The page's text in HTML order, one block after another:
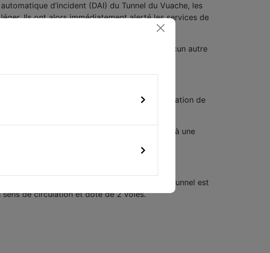
d’incident (DAI) du Tunnel du Vuache, les
Ils ont alors immédiatement alerté les services de
les deux sens de circulation.
pris en charge par les équipe d’ATMB. Aucun autre
pour permettre leur intervention et la sécurisation de
et effectuer les contrôles nécessaires à une
Julien-en-Genevois en Haute-Savoie. Le tunnel est
sens de circulation et doté de 2 voies.